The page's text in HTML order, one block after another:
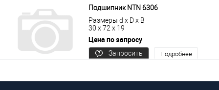
Подшипник NTN 6306
Размеры d x D x B
30 x 72 x 19
Цена по запросу
Запросить
Подробнее